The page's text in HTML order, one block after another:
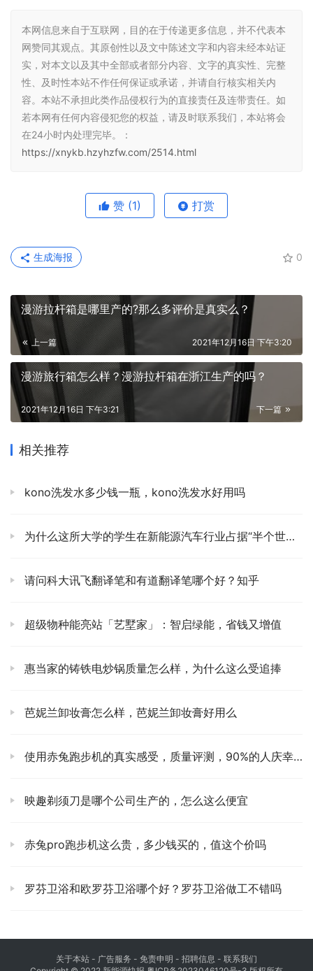
本网信息来自于互联网，目的在于传递更多信息，并不代表本
网赞同其观点。其原创性以及文中陈述文字和内容未经本站证
实，对本文以及其中全部或者部分内容、文字的真实性、完整
性、及时性本站不作任何保证或承诺，并请自行核实相关内
容。本站不承担此类作品侵权行为的直接责任及连带责任。如
若本网有任何内容侵犯您的权益，请及时联系我们，本站将会
在24小时内处理完毕。：
https://xnykb.hzyhzfw.com/2514.html
赞 (1) 打赏
0
生成海报
漫游拉杆箱是哪里产的?那么多评价是真实么？
上一篇 2021年12月16日 下午3:20
漫游旅行箱怎么样？漫游拉杆箱在浙江生产的吗？
下一篇
2021年12月16日 下午3:21
相关推荐
kono洗发水多少钱一瓶，kono洗发水好用吗
为什么这所大学的学生在新能源汽车行业占据“半个世界”？
请问科大讯飞翻译笔和有道翻译笔哪个好？知乎
超级物种能亮站「艺墅家」：智启绿能，省钱又增值
惠当家的铸铁电炒锅质量怎么样，为什么这么受追捧
芭妮兰卸妆膏怎么样，芭妮兰卸妆膏好用么
使用赤兔跑步机的真实感受，质量评测，90%的人庆幸看了
映趣剃须刀是哪个公司生产的，怎么这么便宜
赤兔pro跑步机这么贵，多少钱买的，值这个价吗
罗芬卫浴和欧罗芬卫浴哪个好？罗芬卫浴做工不错吗
关于本站 - 广告服务 - 免责申明 - 招聘信息 - 联系我们